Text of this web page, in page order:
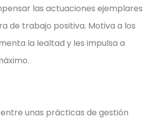
las actuaciones ejemplares
de trabajo positiva. Motiva a los
la lealtad y les impulsa a
unas prácticas de gestión